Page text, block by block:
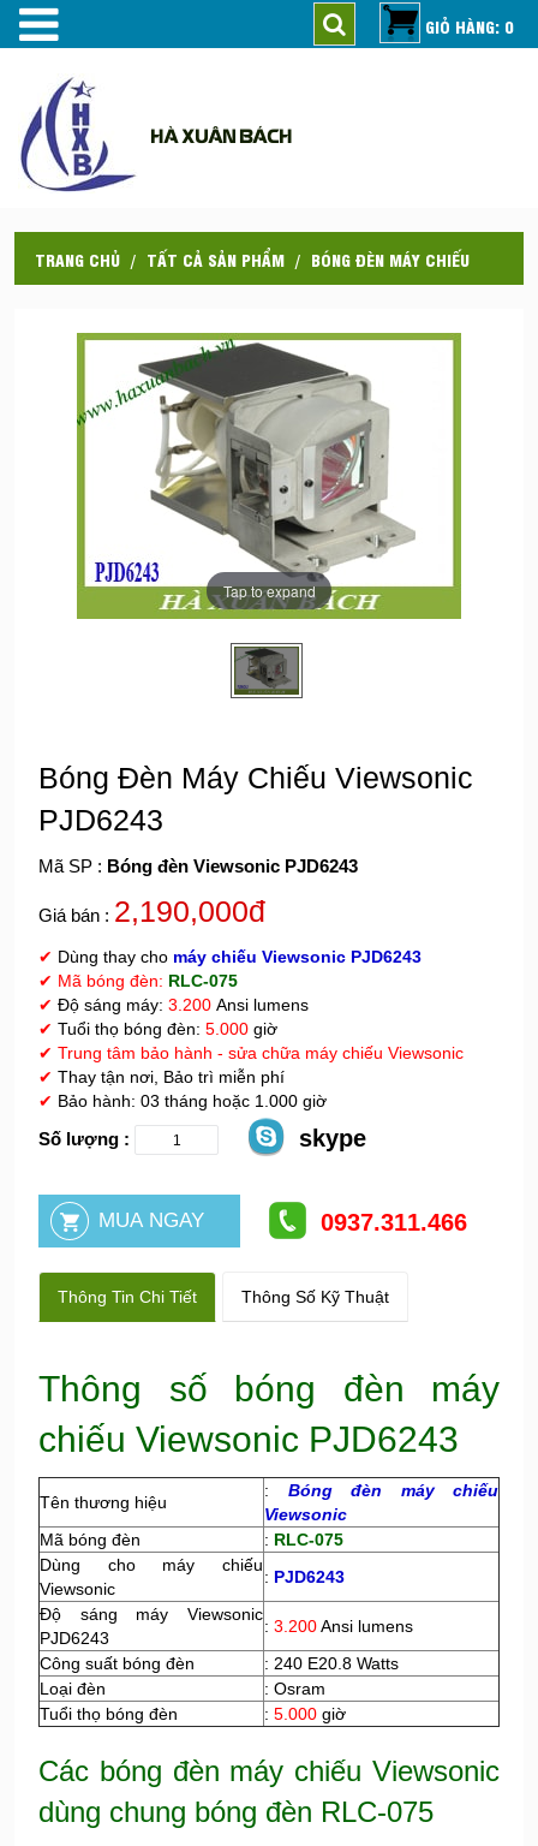
HÀ XUÂN BÁCH
TRANG CHỦ TẤT CẢ SẢN PHẨM BÓNG ĐÈN MÁY CHIẾU
Tap to expand
Bóng Đèn Máy Chiếu Viewsonic
PJD6243
Mã SP : Bóng đèn Viewsonic PJD6243
Giá bán : 2,190,000đ
✔ Dùng thay cho máy chiếu Viewsonic PJD6243
✔ Mã bóng đèn: RLC-075
✔ Độ sáng máy: 3.200 Ansi lumens
✔ Tuổi thọ bóng đèn: 5.000 giờ
✔ Trung tâm bảo hành - sửa chữa máy chiếu Viewsonic
✔ Thay tận nơi, Bảo trì miễn phí
✔ Bảo hành: 03 tháng hoặc 1.000 giờ
Số lượng : skype
0937.311.466
Thông Tin Chi Tiết Thông Số Kỹ Thuật
Thông số bóng đèn máy
chiếu Viewsonic PJD6243
Tên thương hiệu
: Bóng đèn máy chiếu
Viewsonic
Mã bóng đèn
: RLC-075
Dùng cho máy chiếu
Viewsonic
: PJD6243
Độ sáng máy Viewsonic
PJD6243
: 3.200Ansi lumens
Công suất bóng đèn
: 240 E20.8 Watts
Loại đèn
: Osram
Tuổi thọ bóng đèn
: 5.000 giờ
Các bóng đèn máy chiếu Viewsonic
dùng chung bóng đèn RLC-075
GIỎ HÀNG: 0